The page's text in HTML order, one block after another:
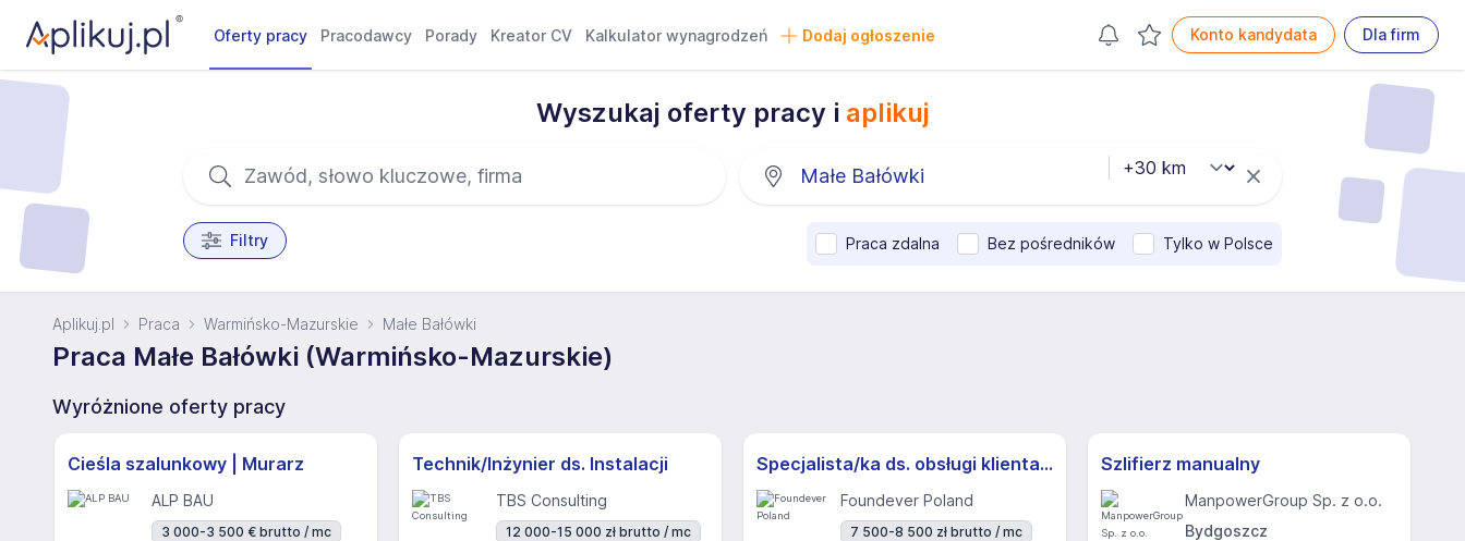
Oferty pracy Pracodawcy Porady Kreator CV Kalkulator wynagrodzeń Dodaj ogłoszenie Konto kandydata Dla firm
Wyszukaj oferty pracy i aplikuj
Filtry Praca zdalna Bez pośredników Tylko w Polsce
Aplikuj.pl Praca Warmińsko-Mazurskie Małe Bałówki
Praca Małe Bałówki (Warmińsko-Mazurskie)
Wyróżnione oferty pracy
Cieśla szalunkowy | Murarz
ALP BAU
3 000-3 500 € brutto / mc
Technik/Inżynier ds. Instalacji
TBS Consulting
12 000-15 000 zł brutto / mc
Specjalista/ka ds. obsługi klienta z j.niemieckim
Foundever Poland
7 500-8 500 zł brutto / mc
Szlifierz manualny
ManpowerGroup Sp. z o.o.
Bydgoszcz